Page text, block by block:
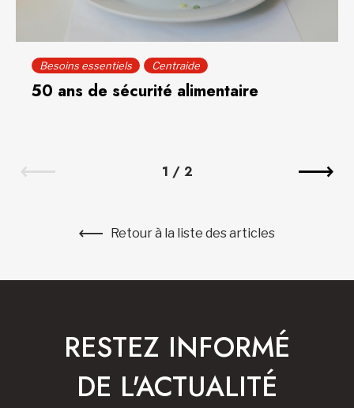
Besoins essentiels Centraide
50 ans de sécurité alimentaire
1 / 2
Retour à la liste des articles
RESTEZ INFORMÉ
DE L'ACTUALITÉ